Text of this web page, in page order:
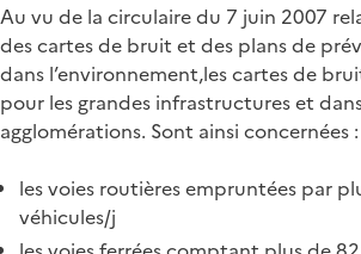
Au vu de la circulaire du 7 juin 2007
des cartes de bruit et des plans de
dans l’environnement,les cartes de
pour les grandes infrastructures et
agglomérations. Sont ainsi concernées :
les voies routières empruntées par
véhicules/j